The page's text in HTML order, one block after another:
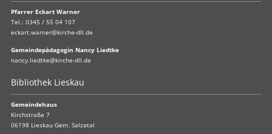
Pfarrer Eckart Warner
Tel.: 0345 / 55 04 107
eckart.warner@kirche-dll.de
Gemeindepädagogin Nancy Liedtke
nancy.liedtke@kirche-dll.de
Bibliothek Lieskau
Gemeindehaus
Kirchstraße 7
06198 Lieskau Gem. Salzatal